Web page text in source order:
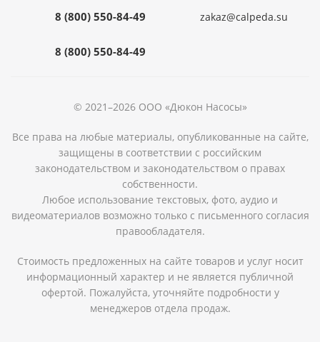
8 (800) 550-84-49
8 (800) 550-84-49
zakaz@calpeda.su
© 2021–2026 ООО «Дюкон Насосы»
Все права на любые материалы, опубликованные на сайте,
защищены в соответствии с российским
законодательством и законодательством о правах
собственности.
Любое использование текстовых, фото, аудио и
видеоматериалов возможно только с письменного согласия
правообладателя.
Стоимость предложенных на сайте товаров и услуг носит
информационный характер и не является публичной
офертой. Пожалуйста, уточняйте подробности у
менеджеров отдела продаж.